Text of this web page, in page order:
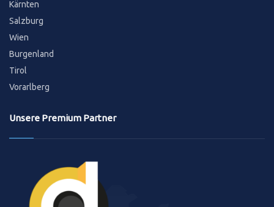
Kärnten
Salzburg
Wien
Burgenland
Tirol
Vorarlberg
Unsere Premium Partner